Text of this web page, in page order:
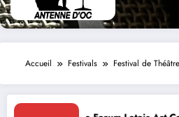
Accueil Festivals Festival de